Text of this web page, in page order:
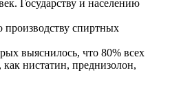
Государству и населению
производству спиртных
выяснилось, что 80% всех
нистатин, преднизолон,